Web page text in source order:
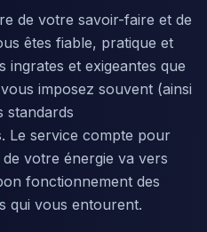
de votre savoir-faire et de
êtes fiable, pratique et
ingrates et exigeantes que
imposez souvent (ainsi
standards
Le service compte pour
votre énergie va vers
fonctionnement des
qui vous entourent.